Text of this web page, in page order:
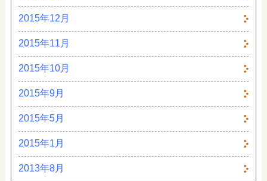
2015年12月
2015年11月
2015年10月
2015年9月
2015年5月
2015年1月
2013年8月